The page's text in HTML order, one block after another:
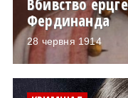
Фердинанда
28 червня 1914